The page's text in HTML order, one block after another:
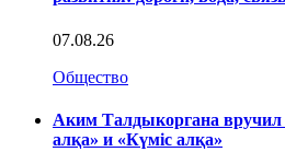
07.08.26
Общество
Аким Талдыкоргана
алқа» и «Күміс алқа»